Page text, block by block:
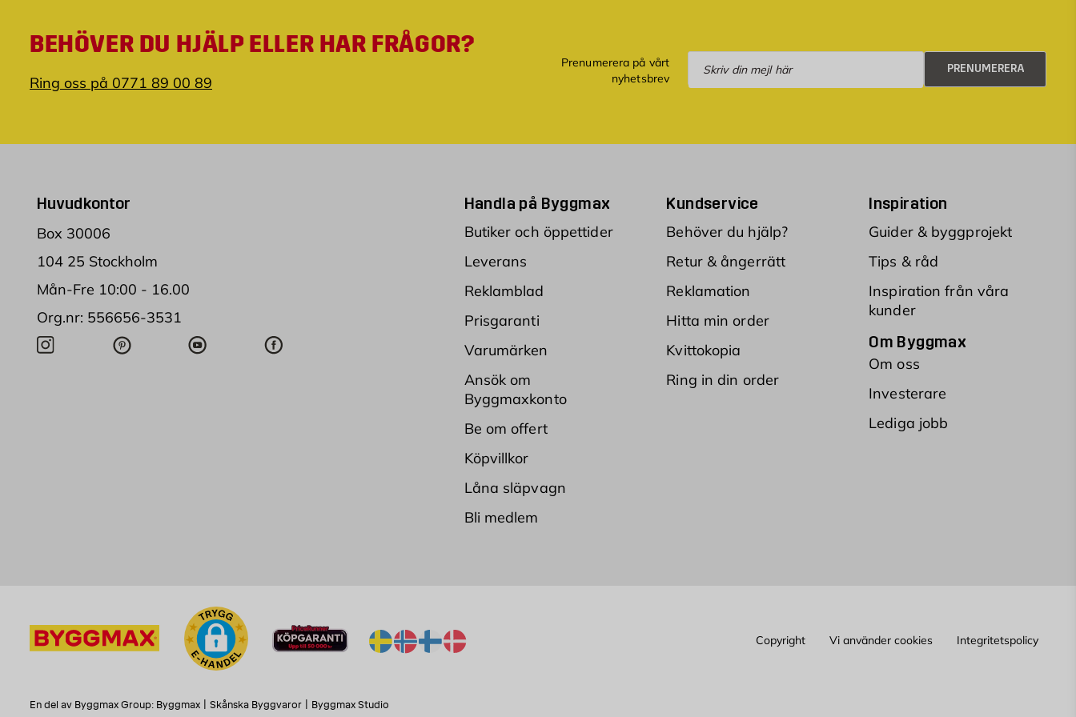
BEHÖVER DU HJÄLP ELLER HAR FRÅGOR?
Ring oss på 0771 89 00 89
Prenumerera på vårt
nyhetsbrev
Prenumerera
PRENUMERERA
Huvudkontor
Box 30006
104 25 Stockholm
Mån-Fre 10:00 - 16.00
Org.nr: 556656-3531
Handla på Byggmax
Butiker och öppettider
Leverans
Reklamblad
Prisgaranti
Varumärken
Ansök om
Byggmaxkonto
Be om offert
Köpvillkor
Låna släpvagn
Bli medlem
Kundservice
Behöver du hjälp?
Retur & ångerrätt
Reklamation
Hitta min order
Kvittokopia
Ring in din order
Inspiration
Guider & byggprojekt
Tips & råd
Inspiration från våra
kunder
Om Byggmax
Om oss
Investerare
Lediga jobb
Copyright Vi använder cookies Integritetspolicy
En del av Byggmax Group: Byggmax Skånska Byggvaror Byggmax Studio